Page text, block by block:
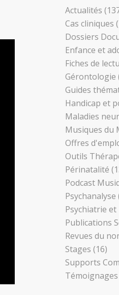
Actualités
Cas cliniques
Dossiers
Enfance et
Fiches de
Gérontologie
Guides
Handicap et
Maladies
Musiques du
Offres
Outils
Périnatalité
Podcast
Psychanalyse
Psychiatrie
Publications
Revues du
Stages (16)
Supports